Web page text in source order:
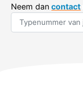
Neem dan contact